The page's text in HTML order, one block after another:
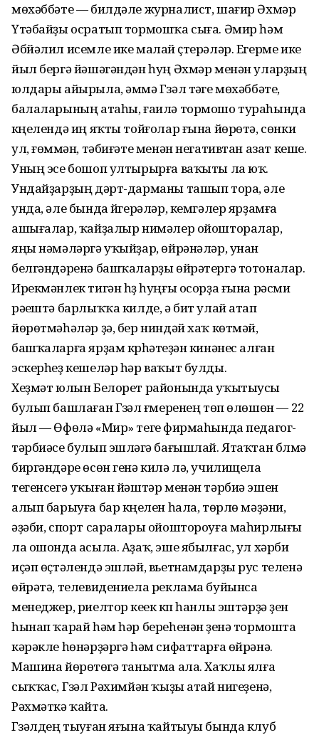
мөхәббәте — билдәле журналист, шағир Әхмәр
Үтәбайҙы осратып тормошҡа сыға. Әмир һәм
Әбйәлил исемле ике малай үҫтерәләр. Егерме ике
йыл бергә йәшәгәндән һуң Әхмәр менән уларҙың
юлдары айырыла, әммә Гүзәл тәүге мөхәббәте,
балаларының атаһы, ғаилә тормошо тураһында
күңелендә иң яҡты тойғолар ғына йөрөтә, сөнки
ул, ғөмүмән, тәбиғәте менән негативтан азат кеше.
Уның эсе бошоп ултырырға ваҡыты ла юҡ.
Ундайҙарҙың дәрт-дарманы ташып тора, әле
унда, әле бында йүгерәләр, кемгәлер ярҙамға
ашығалар, ҡайҙалыр нимәлер ойошторалар,
яңы нәмәләргә уҡыйҙар, өйрәнәләр, унан
белгәндәренә башҡаларҙы өйрәтергә тотоналар.
Ирекмәнлек тигән һүҙ һуңғы осорҙа ғына рәсми
рәүештә барлыҡҡа килде, ә бит улай атап
йөрөтмәһәләр ҙә, бер ниндәй хаҡ көтмәй,
башҡаларға ярҙам күрһәтеүҙән кинәнес алған
эскерһеҙ кешеләр һәр ваҡыт булды.
Хеҙмәт юлын Белорет районында уҡытыусы
булып башлаған Гүзәл ғүмеренең төп өлөшөн — 22
йыл — Өфөлә «Мир» тегеү фирмаһында педагог-
тәрбиәсе булып эшләүгә бағышлай. Ятаҡтан бүлмә
биргәндәре өсөн генә килә лә, училищела
тегенсегә уҡыған йәштәр менән тәрбиә эшен
алып барыуға бар күңелен һала, төрлө мәҙәни,
әҙәби, спорт саралары ойоштороуға маһирлығы
ла ошонда асыла. Аҙаҡ, эше ябылғас, ул хәрби
иҫәп өҫтәлендә эшләй, вьетнамдарҙы рус теленә
өйрәтә, телевидениела реклама буйынса
менеджер, риелтор кеүек күп һанлы эштәрҙә үҙен
һынап ҡарай һәм һәр береһенән үҙенә тормошта
кәрәкле һөнәрҙәргә һәм сифаттарға өйрәнә.
Машина йөрөтөүгә танытма ала. Хаҡлы ялға
сыҡҡас, Гүзәл Рәхимйән ҡыҙы атай нигеҙенә,
Рәхмәткә ҡайта.
Гүзәлдең тыуған яғына ҡайтыуы бында клуб